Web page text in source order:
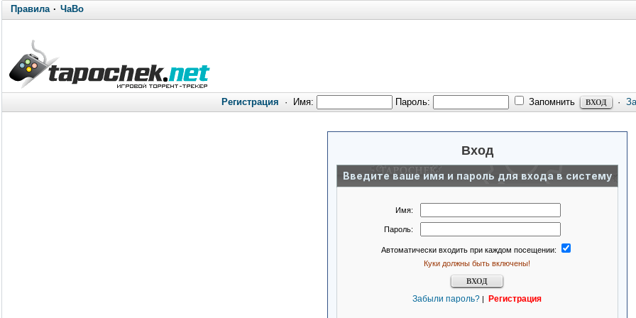
Правила· ЧаВо
Регистрация · Имя: Пароль: Запомнить ·
Вход
Введите ваше имя и пароль для входа в систему
Имя:
Пароль:
Автоматически входить при каждом посещении:
Куки должны быть включены!
Забыли пароль? | Регистрация